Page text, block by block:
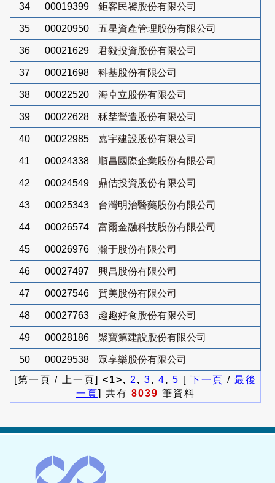
34 00019399 鉅客民饕股份有限公司
35 00020950 五星資產管理股份有限公司
36 00021629 君毅投資股份有限公司
37 00021698 科基股份有限公司
38 00022520 海卓立股份有限公司
39 00022628 秝埜營造股份有限公司
40 00022985 嘉宇建設股份有限公司
41 00024338 順昌國際企業股份有限公司
42 00024549 鼎佶投資股份有限公司
43 00025343 台灣明治醫藥股份有限公司
44 00026574 富爾金融科技股份有限公司
45 00026976 瀚于股份有限公司
46 00027497 興昌股份有限公司
47 00027546 賀美股份有限公司
48 00027763 趣趣好食股份有限公司
49 00028186 聚寶第建設股份有限公司
50 00029538
眾享樂股份有限公司
[第一頁 / 上一頁] <1>, 2 , 3, 4, 5 [ 下一頁 / 最後
一頁] 共有 8039 筆資料